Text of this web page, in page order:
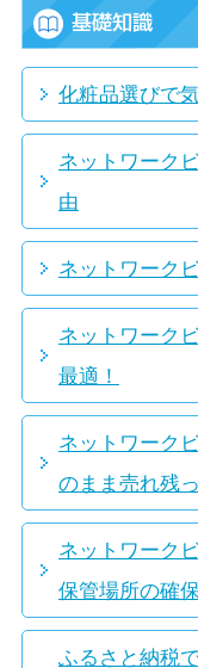
化粧品選びで
ネットワーク
由
ネットワーク
ネットワーク
最適！
ネットワーク
のまま売れ残
ネットワーク
保管場所の確
ふるさと納税